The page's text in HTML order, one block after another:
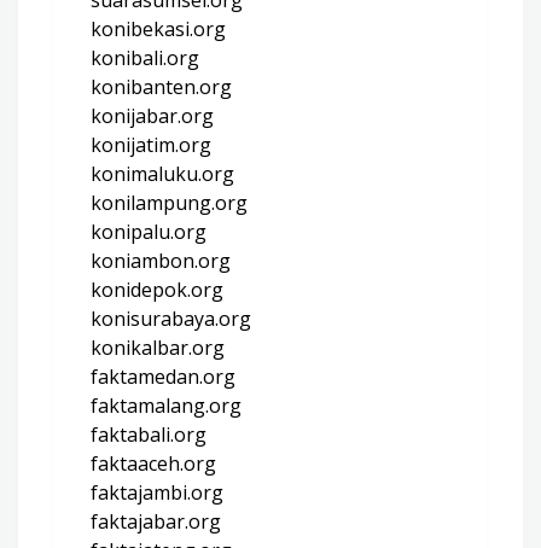
konibekasi.org
konibali.org
konibanten.org
konijabar.org
konijatim.org
konimaluku.org
konilampung.org
konipalu.org
koniambon.org
konidepok.org
konisurabaya.org
konikalbar.org
faktamedan.org
faktamalang.org
faktabali.org
faktaaceh.org
faktajambi.org
faktajabar.org